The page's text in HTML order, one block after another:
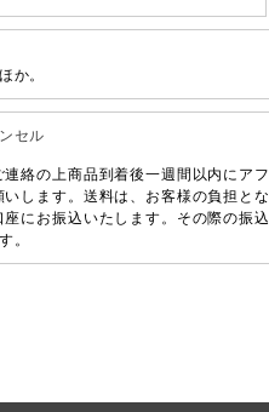
か。
セル
絡の上商品到着後一週間以内にアフ
します。送料は、お客様の負担とな
にお振込いたします。その際の振込
。